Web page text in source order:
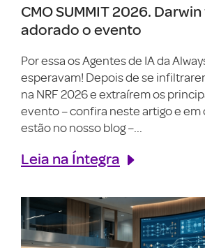
CMO SUMMIT 2026.
adorado o evento
Por essa os Agentes de IA da
esperavam! Depois de se
na NRF 2026 e extraírem os
evento – confira neste artigo e em
estão no nosso blog –...
Leia na Íntegra